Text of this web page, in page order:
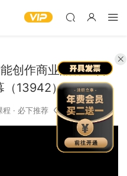
创作商业品牌广告
（13942）
程 · 必下推荐 1.27k